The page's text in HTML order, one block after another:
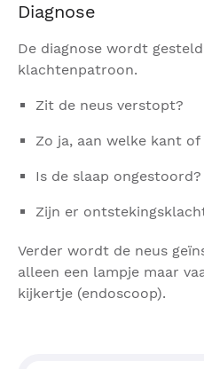
Diagnose
De diagnose wordt
klachtenpatroon.
Zit de neus verstopt?
Zo ja, aan welke kant of
Is de slaap ongestoord?
Zijn er
Verder wordt de neus
alleen een lampje maar
kijkertje (endoscoop).